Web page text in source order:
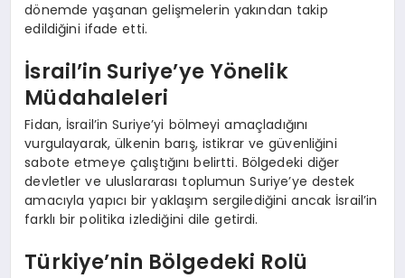
dönemde yaşanan gelişmelerin yakından takip
edildiğini ifade etti.
İsrail’in Suriye’ye Yönelik
Müdahaleleri
Fidan, İsrail’in Suriye’yi bölmeyi amaçladığını
vurgulayarak, ülkenin barış, istikrar ve güvenliğini
sabote etmeye çalıştığını belirtti. Bölgedeki diğer
devletler ve uluslararası toplumun Suriye’ye destek
amacıyla yapıcı bir yaklaşım sergilediğini ancak İsrail’in
farklı bir politika izlediğini dile getirdi.
Türkiye’nin Bölgedeki Rolü